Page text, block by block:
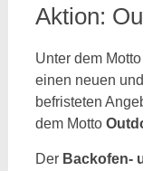
Aktion:
Unter dem
einen neuen
befristeten
dem Motto
Der Backofen-